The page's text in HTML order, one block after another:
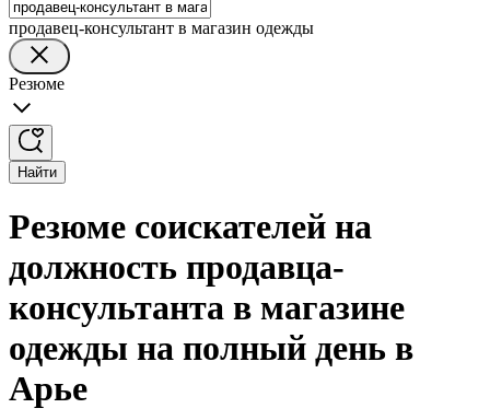
продавец-консультант в магазин одежды
Резюме
Найти
Резюме соискателей на
должность продавца-
консультанта в магазине
одежды на полный день в
Арье